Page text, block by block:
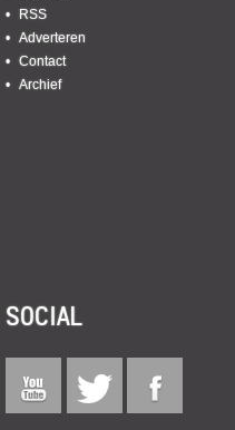
RSS
Adverteren
Contact
Archief
SOCIAL